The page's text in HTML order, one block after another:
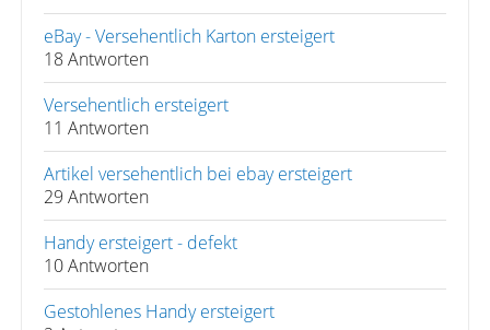
eBay - Versehentlich Karton ersteigert
18 Antworten
Versehentlich ersteigert
11 Antworten
Artikel versehentlich bei ebay ersteigert
29 Antworten
Handy ersteigert - defekt
10 Antworten
Gestohlenes Handy ersteigert